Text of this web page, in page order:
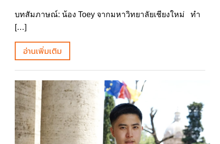
บทสัมภาษณ์: น้อง Toey จากมหาวิทยาลัยเชียงใหม่ ทำ
[…]
อ่านเพิ่มเติม